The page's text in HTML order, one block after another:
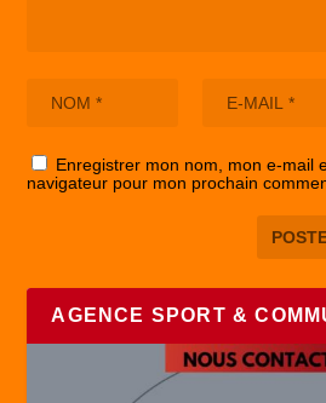
Enregistrer mon nom, mon e-mail
navigateur pour mon prochain
AGENCE SPORT &